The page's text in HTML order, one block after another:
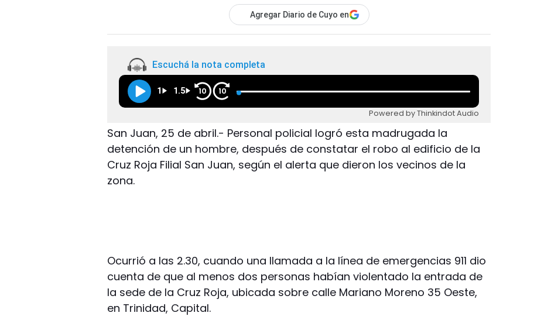
Agregar Diario de Cuyo en
Escuchá la nota completa
1 1.5 10 10
Powered by Thinkindot Audio
San Juan, 25 de abril.- Personal policial logró esta madrugada la
detención de un hombre, después de constatar el robo al edificio de la
Cruz Roja Filial San Juan, según el alerta que dieron los vecinos de la
zona.
Ocurrió a las 2.30, cuando una llamada a la línea de emergencias 911 dio
cuenta de que al menos dos personas habían violentado la entrada de
la sede de la Cruz Roja, ubicada sobre calle Mariano Moreno 35 Oeste,
en Trinidad, Capital.